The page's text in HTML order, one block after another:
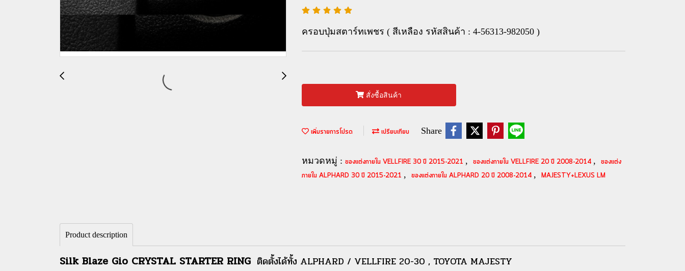
ครอบปุ่มสตาร์ทเพชร ( สีเหลือง รหัสสินค้า : 4-56313-982050 )
สั่งซื้อสินค้า
เพิ่มรายการโปรด เปรียบเทียบ Share
หมวดหมู่ : ของแต่งภายใน VELLFIRE 30 ปี 2015-2021 , ของแต่งภายใน VELLFIRE 20 ปี 2008-2014 ,
ของแต่ง
ภายใน ALPHARD 30 ปี 2015-2021 , ของแต่งภายใน ALPHARD 20 ปี 2008-2014 , MAJESTY+LEXUS LM
Product description
Silk Blaze Gio CRYSTAL STARTER RING ติดตั้งได้ทั้ง ALPHARD / VELLFIRE 20-30 , TOYOTA MAJESTY